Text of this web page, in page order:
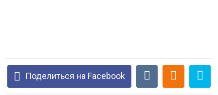
Поделиться на Facebook